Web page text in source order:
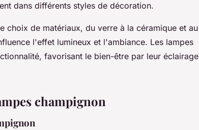
dans différents styles de décoration.
choix de matériaux, du verre à la céramique et au
l'effet lumineux et l'ambiance. Les lampes
favorisant le bien-être par leur éclairage
champignon